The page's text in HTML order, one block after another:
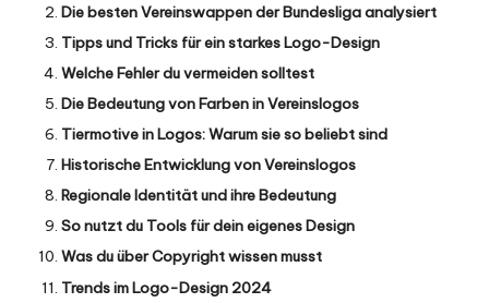
Die besten Vereinswappen der Bundesliga analysiert
Tipps und Tricks für ein starkesLogo-Design
Welche Fehler du vermeiden solltest
Die Bedeutung von Farben in Vereinslogos
Tiermotive in Logos: Warum sie so beliebt sind
Historische Entwicklung von Vereinslogos
Regionale Identität und ihre Bedeutung
So nutzt du Tools für dein eigenes Design
Was du über Copyright wissen musst
Trends im Logo-Design 2024